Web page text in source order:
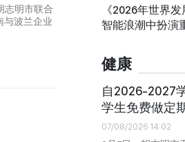
志明市联合
与波兰企业
《2026年世界
智能浪潮中扮演
健康
自2026-2027
学生免费做定
07/08/2026 14:02